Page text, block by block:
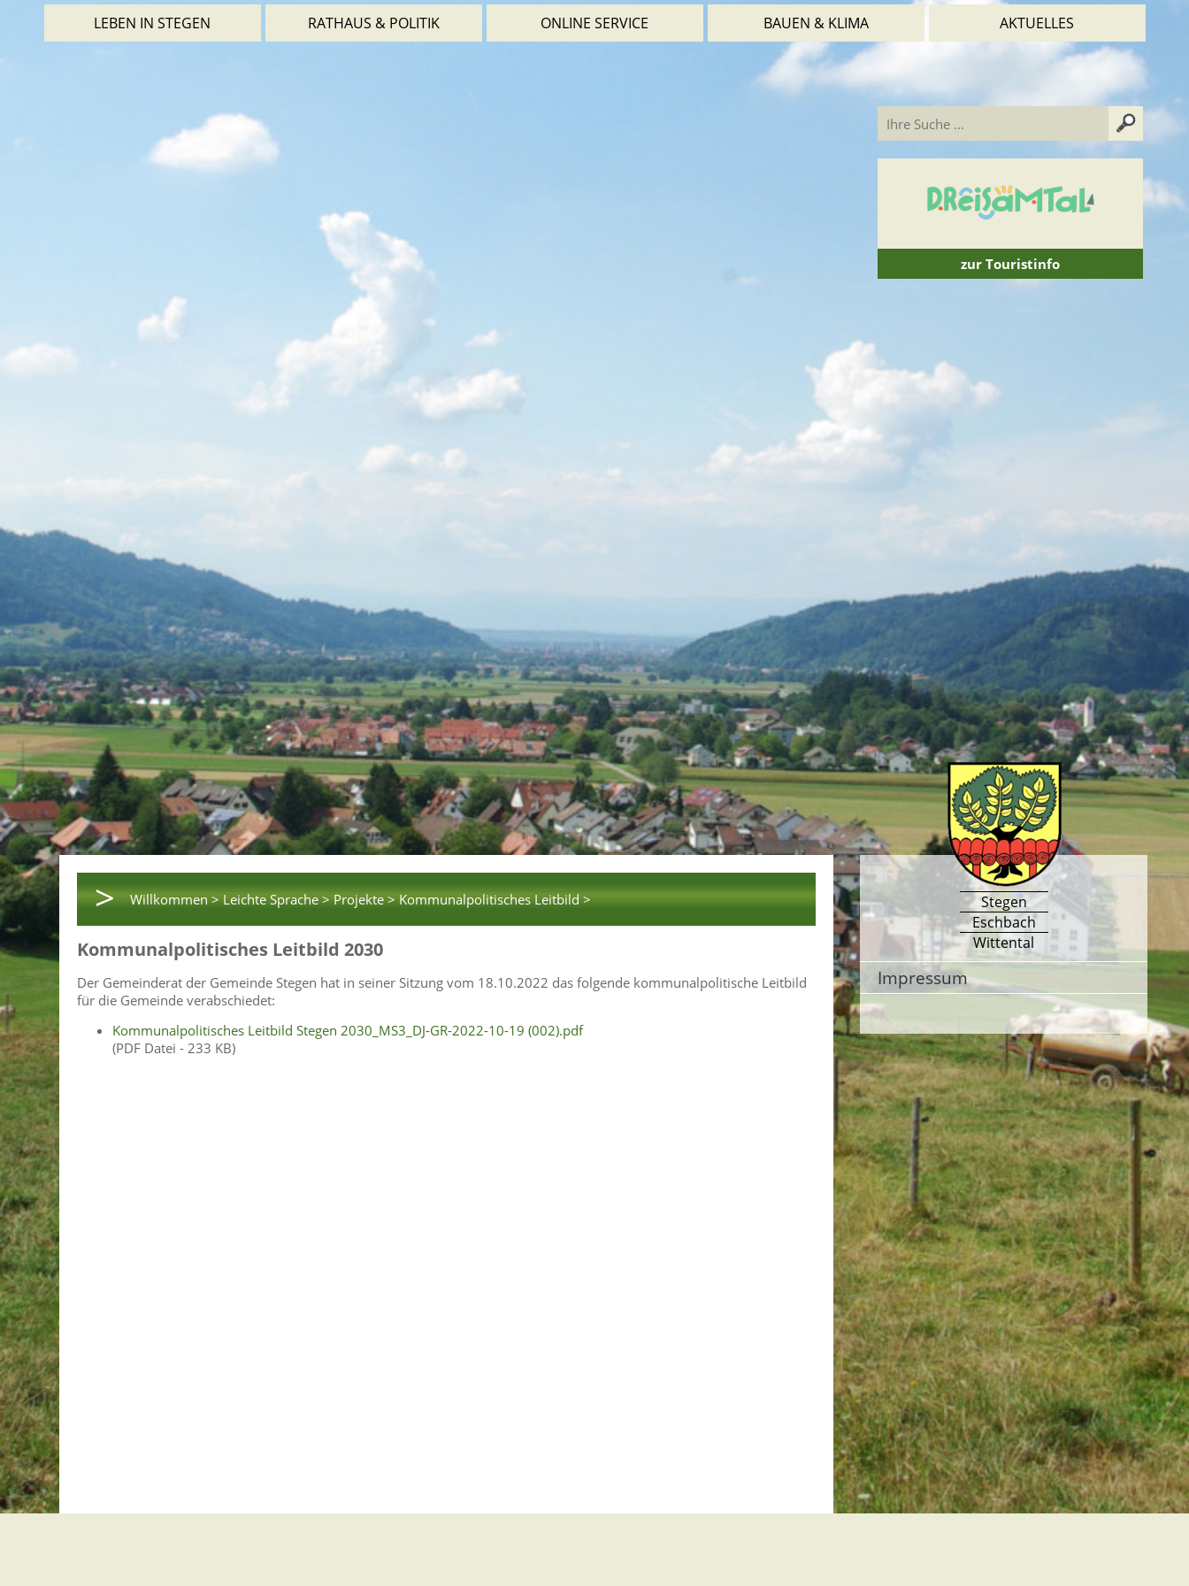
LEBEN IN STEGEN RATHAUS & POLITIK ONLINE SERVICE BAUEN & KLIMA AKTUELLES
zur Touristinfo
> Willkommen > Leichte Sprache > Projekte > Kommunalpolitisches Leitbild >
Kommunalpolitisches Leitbild 2030
Der Gemeinderat der Gemeinde Stegen hat in seiner Sitzung vom 18.10.2022 das folgende kommunalpolitische Leitbild
für die Gemeinde verabschiedet:
Kommunalpolitisches Leitbild Stegen 2030_MS3_DJ-GR-2022-10-19 (002).pdf
(PDF Datei - 233 KB)
Stegen
Eschbach
Wittental
Impressum